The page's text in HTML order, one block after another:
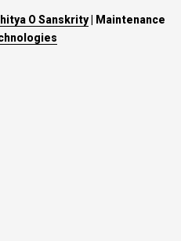
O Sanskrity| Maintenance